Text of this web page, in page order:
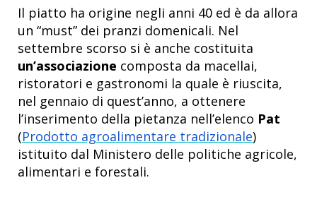
Il piatto ha origine negli anni 40 ed è da allora
un “must” dei pranzi domenicali. Nel
settembre scorso si è anche costituita
un’associazione composta da macellai,
ristoratori e gastronomi la quale è riuscita,
nel gennaio di quest’anno, a ottenere
l’inserimento della pietanza nell’elenco Pat
(Prodotto agroalimentare tradizionale)
istituito dal Ministero delle politiche agricole,
alimentari e forestali.